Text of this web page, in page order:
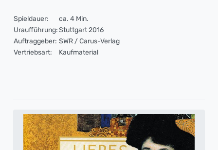
Spieldauer:
ca. 4 Min.
Uraufführung:Stuttgart 2016
Auftraggeber: SWR / Carus-Verlag
Vertriebsart:
Kaufmaterial